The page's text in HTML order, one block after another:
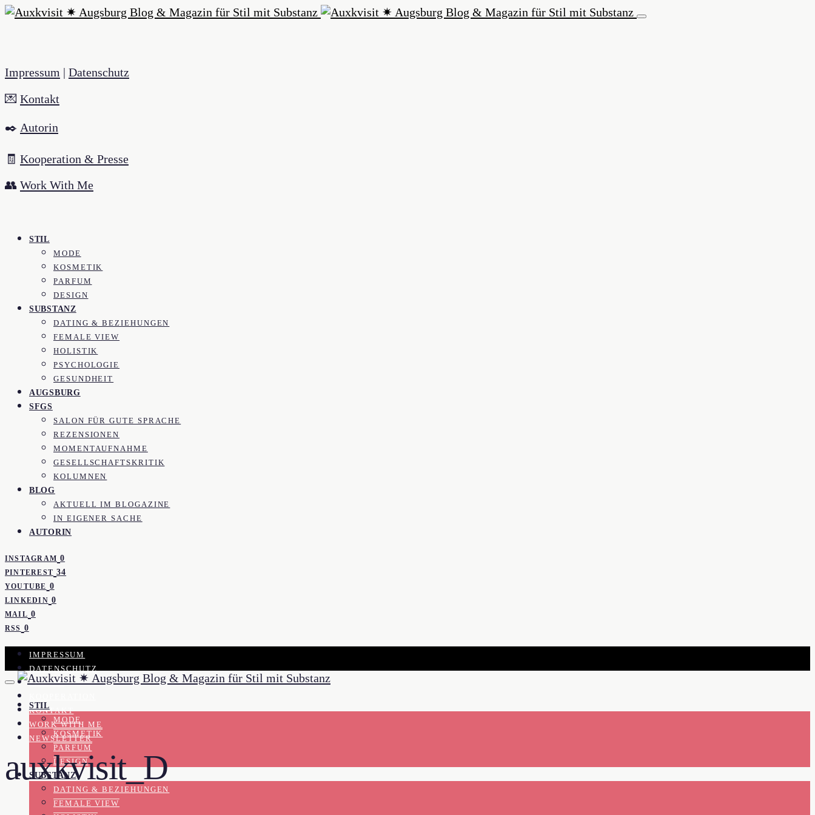
Impressum | Datenschutz
💌 Kontakt
✒️ Autorin
🧾 Kooperation & Presse
👥 Work With Me
STIL
MODE
KOSMETIK
PARFUM
DESIGN
SUBSTANZ
DATING & BEZIEHUNGEN
FEMALE VIEW
HOLISTIK
PSYCHOLOGIE
GESUNDHEIT
AUGSBURG
SFGS
SALON FÜR GUTE SPRACHE
REZENSIONEN
MOMENTAUFNAHME
GESELLSCHAFTSKRITIK
KOLUMNEN
BLOG
AKTUELL IM BLOGAZINE
IN EIGENER SACHE
AUTORIN
INSTAGRAM 0
PINTEREST 34
YOUTUBE 0
LINKEDIN 0
MAIL 0
RSS 0
IMPRESSUM
DATENSCHUTZ
PRESSE
KONTAKT
WORK WITH ME
NEWSLETTER
STIL
MODE
KOSMETIK
PARFUM
DESIGN
SUBSTANZ
DATING & BEZIEHUNGEN
FEMALE VIEW
auxkvisit_D